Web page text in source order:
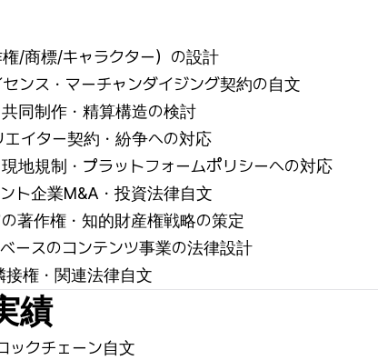
/商標/キャラクター）の設計
ンス・マーチャンダイジング契約の自文
同制作・精算構造の検討
エイター契約・紛争への対応
地規制・プラットフォームポリシーへの対応
ト企業M&A・投資法律自文
著作権・知的財産権戦略の策定
ースのコンテンツ事業の法律設計
権・関連法律自文
績
ックチェーン自文